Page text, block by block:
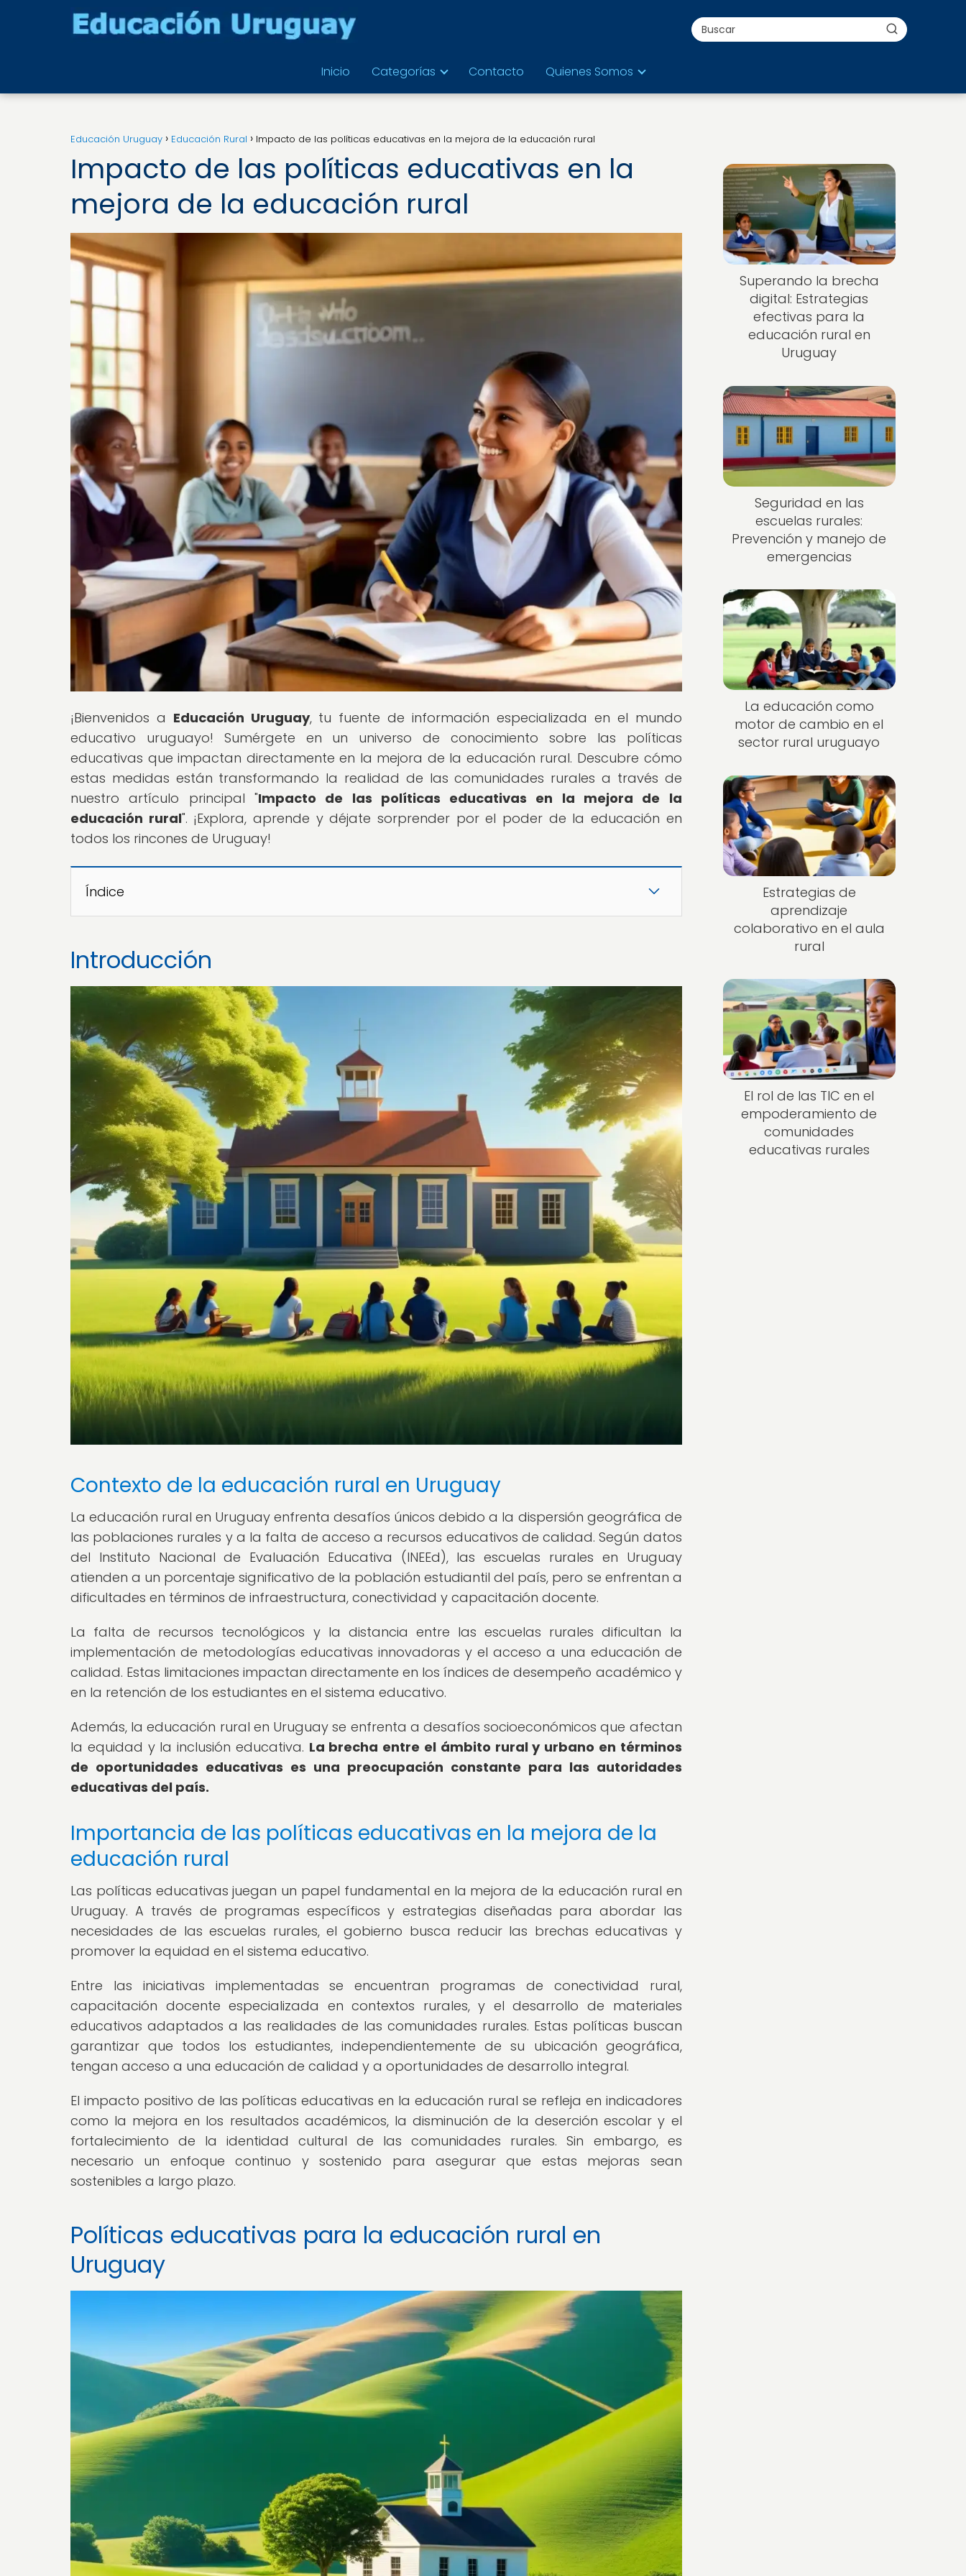
Inicio Categorías Contacto Quienes Somos
Educación Uruguay Educación Rural Impacto de las políticas educativas en la mejora de la educación rural
Impacto de las políticas educativas en la
mejora de la educación rural
¡Bienvenidos a Educación Uruguay, tu fuente de información especializada en el mundo
educativo uruguayo! Sumérgete en un universo de conocimiento sobre las políticas
educativas que impactan directamente en la mejora de la educación rural. Descubre cómo
estas medidas están transformando la realidad de las comunidades rurales a través de
nuestro artículo principal "Impacto de las políticas educativas en la mejora de la
educación rural". ¡Explora, aprende y déjate sorprender por el poder de la educación en
todos los rincones de Uruguay!
Índice
Introducción
Contexto de la educación rural en Uruguay
La educación rural en Uruguay enfrenta desafíos únicos debido a la dispersión geográfica de
las poblaciones rurales y a la falta de acceso a recursos educativos de calidad. Según datos
del Instituto Nacional de Evaluación Educativa (INEEd), las escuelas rurales en Uruguay
atienden a un porcentaje significativo de la población estudiantil del país, pero se enfrentan a
dificultades en términos de infraestructura, conectividad y capacitación docente.
La falta de recursos tecnológicos y la distancia entre las escuelas rurales dificultan la
implementación de metodologías educativas innovadoras y el acceso a una educación de
calidad. Estas limitaciones impactan directamente en los índices de desempeño académico y
en la retención de los estudiantes en el sistema educativo.
Además, la educación rural en Uruguay se enfrenta a desafíos socioeconómicos que afectan
la equidad y la inclusión educativa. La brecha entre el ámbito rural y urbano en términos
de oportunidades educativas es una preocupación constante para las autoridades
educativas del país.
Importancia de las políticas educativas en la mejora de la
educación rural
Las políticas educativas juegan un papel fundamental en la mejora de la educación rural en
Uruguay. A través de programas específicos y estrategias diseñadas para abordar las
necesidades de las escuelas rurales, el gobierno busca reducir las brechas educativas y
promover la equidad en el sistema educativo.
Entre las iniciativas implementadas se encuentran programas de conectividad rural,
capacitación docente especializada en contextos rurales, y el desarrollo de materiales
educativos adaptados a las realidades de las comunidades rurales. Estas políticas buscan
garantizar que todos los estudiantes, independientemente de su ubicación geográfica,
tengan acceso a una educación de calidad y a oportunidades de desarrollo integral.
El impacto positivo de las políticas educativas en la educación rural se refleja en indicadores
como la mejora en los resultados académicos, la disminución de la deserción escolar y el
fortalecimiento de la identidad cultural de las comunidades rurales. Sin embargo, es
necesario un enfoque continuo y sostenido para asegurar que estas mejoras sean
sostenibles a largo plazo.
Políticas educativas para la educación rural en
Uruguay
Superando la brecha
digital: Estrategias
efectivas para la
educación rural en
Uruguay
Seguridad en las
escuelas rurales:
Prevención y manejo de
emergencias
La educación como
motor de cambio en el
sector rural uruguayo
Estrategias de
aprendizaje
colaborativo en el aula
rural
El rol de las TIC en el
empoderamiento de
comunidades
educativas rurales